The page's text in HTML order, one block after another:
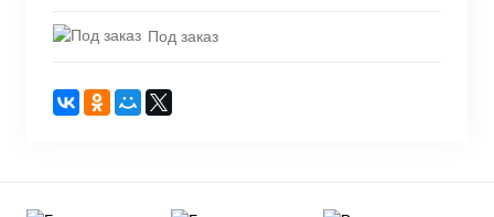
Под заказ